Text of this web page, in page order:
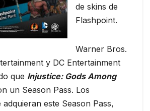
de skins de
Flashpoint.
Warner Bros.
y DC Entertainment
que Injustice: Gods Among
un Season Pass. Los
adquieran este Season Pass,